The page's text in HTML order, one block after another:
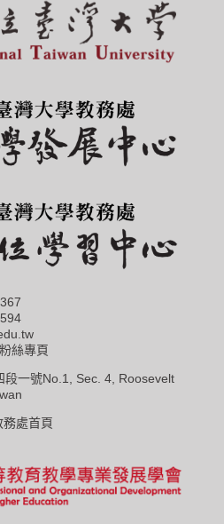
絲專頁
段一號No.1, Sec. 4, Roosevelt
務處首頁